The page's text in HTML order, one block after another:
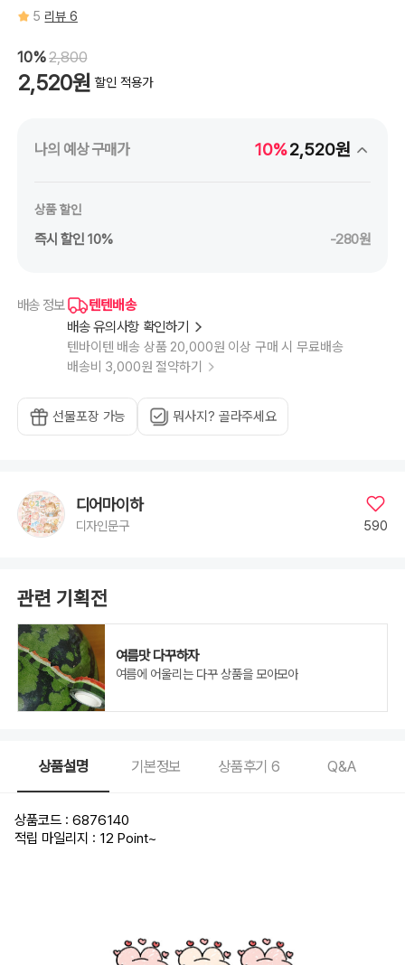
5 리뷰 6
10%2,800
2,520원 할인 적용가
나의 예상 구매가 10%2,520원
상품 할인
즉시 할인 10% -280원
배송 정보
텐텐배송
배송 유의사항 확인하기
텐바이텐 배송 상품 20,000원 이상 구매 시 무료배송
배송비 3,000원 절약하기
선물포장 가능 뭐사지? 골라주세요
디어마이하
디자인문구 590
관련 기획전
여름맛 다꾸하자
여름에 어울리는 다꾸 상품을 모아모아
상품설명 기본정보 상품후기6 Q&A
상품코드 : 6876140
적립 마일리지 : 12 Point~